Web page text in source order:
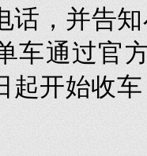
话，并告
车通过官
起开始收